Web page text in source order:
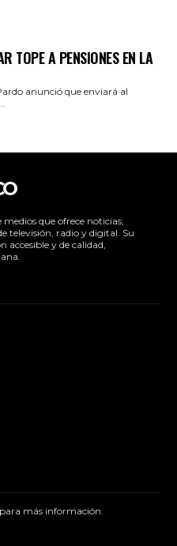
TOPE A PENSIONES EN LA
anunció que enviará al
que ofrece noticias,
televisión, radio y digital. Su
y de calidad,
más información.